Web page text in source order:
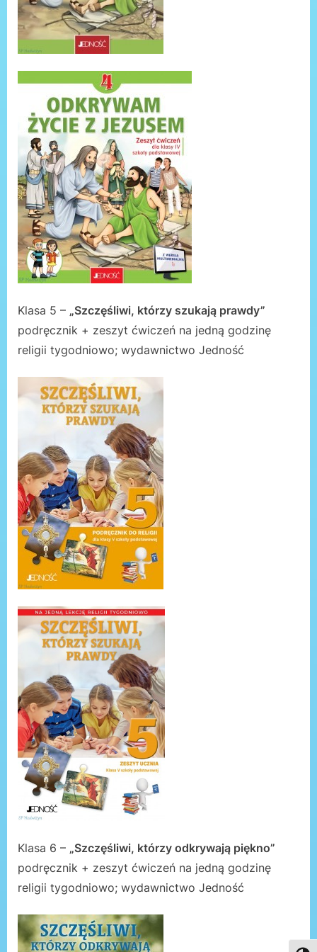
Klasa 5 – „Szczęśliwi, którzy szukają prawdy”
podręcznik + zeszyt ćwiczeń na jedną godzinę
religii tygodniowo; wydawnictwo Jedność
Klasa 6 – „Szczęśliwi, którzy odkrywają piękno”
podręcznik + zeszyt ćwiczeń na jedną godzinę
religii tygodniowo; wydawnictwo Jedność